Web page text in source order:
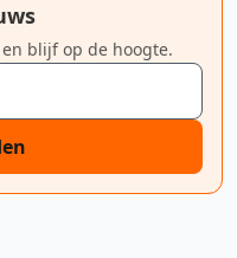
blijf op de hoogte.